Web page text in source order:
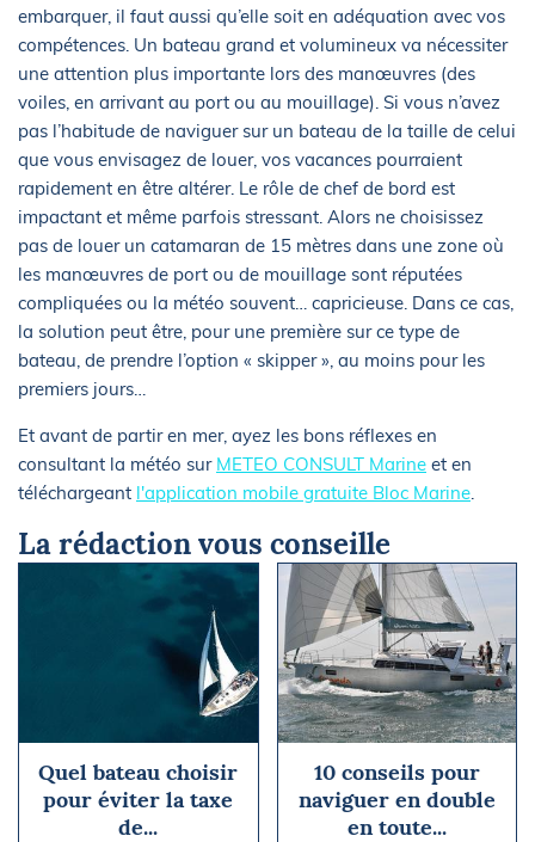
embarquer, il faut aussi qu’elle soit en adéquation avec vos
compétences. Un bateau grand et volumineux va nécessiter
une attention plus importante lors des manœuvres (des
voiles, en arrivant au port ou au mouillage). Si vous n’avez
pas l’habitude de naviguer sur un bateau de la taille de celui
que vous envisagez de louer, vos vacances pourraient
rapidement en être altérer. Le rôle de chef de bord est
impactant et même parfois stressant. Alors ne choisissez
pas de louer un catamaran de 15 mètres dans une zone où
les manœuvres de port ou de mouillage sont réputées
compliquées ou la météo souvent… capricieuse. Dans ce cas,
la solution peut être, pour une première sur ce type de
bateau, de prendre l’option « skipper », au moins pour les
premiers jours…
Et avant de partir en mer, ayez les bons réflexes en
consultant la météo sur METEO CONSULT Marine et en
téléchargeant l'application mobile gratuite Bloc Marine
La rédaction vous conseille
Quel bateau choisir
pour éviter la taxe
de...
10 conseils pour
naviguer en double
en toute...